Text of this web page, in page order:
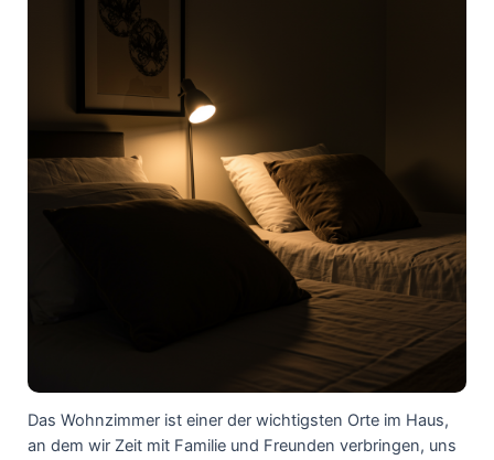
Das Wohnzimmer ist einer der wichtigsten Orte im Haus,
an dem wir Zeit mit Familie und Freunden verbringen, uns